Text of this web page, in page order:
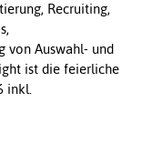
Recruiting,
von Auswahl- und
ist die feierliche
inkl.